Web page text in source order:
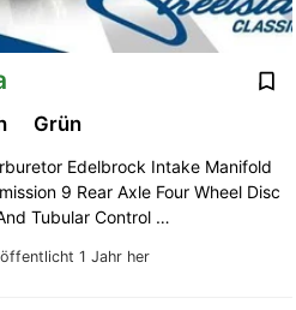
1 Jahr her
Grün
Edelbrock Intake Manifold
9 Rear Axle Four Wheel Disc
Tubular Control …